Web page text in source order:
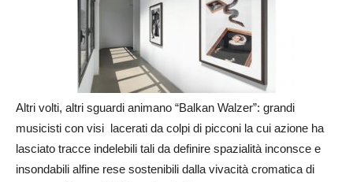
Altri volti, altri sguardi animano “Balkan Walzer”: grandi
musicisti con visi lacerati da colpi di picconi la cui azione ha
lasciato tracce indelebili tali da definire spazialità inconsce e
insondabili alfine rese sostenibili dalla vivacità cromatica di